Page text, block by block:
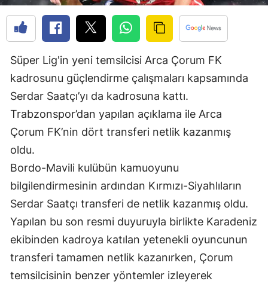
Diyarbakır
Edirne
Elazığ
Erzincan
Eskişehir
Giresun
Gümüşhane
Hakkari
Hatay
Isparta
Süper Lig'in yeni temsilcisi Arca Çorum FK
kadrosunu güçlendirme çalışmaları kapsamında
Serdar Saatçı’yı da kadrosuna kattı.
Trabzonspor’dan yapılan açıklama ile Arca
Çorum FK’nin dört transferi netlik kazanmış
oldu.
Bordo-Mavili kulübün kamuoyunu
bilgilendirmesinin ardından Kırmızı-Siyahlıların
Serdar Saatçı transferi de netlik kazanmış oldu.
Yapılan bu son resmi duyuruyla birlikte Karadeniz
ekibinden kadroya katılan yetenekli oyuncunun
transferi tamamen netlik kazanırken, Çorum
temsilcisinin benzer yöntemler izleyerek